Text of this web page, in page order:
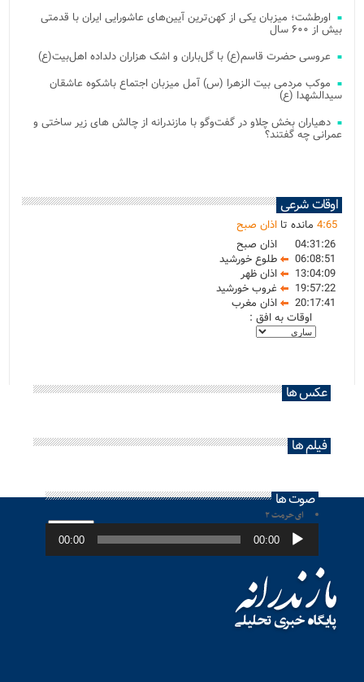
اورطشت؛ میزبان یکی از کهن‌ترین آیین‌های عاشورایی ایران با قدمتی
بیش از ۶۰۰ سال
عروسی حضرت قاسم(ع) با گل‌باران و اشک هزاران دلداده اهل‌بیت(ع)
موکب مردمی بیت‌ الزهرا (س) آمل میزبان اجتماع باشکوه عاشقان
سیدالشهدا (ع)
دهیاران بخش چلاو در گفت‌وگو با مازندرانه از چالش های زیر ساختی و
عمرانی چه گفتند؟
اوقات شرعی
4:65 مانده تا اذان صبح
04:31:26
اذان صبح
06:08:51
طلوع خورشید
13:04:09
اذان ظهر
19:57:22
غروب خورشید
20:17:41
اذان مغرب
اوقات به افق :
عکس ها
فیلم ها
صوت ها
ای حرمت ۲
پخش‌کننده
صوت 00:00
00:00